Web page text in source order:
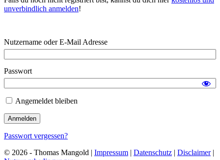
unverbindlich anmelden!
Nutzername oder E-Mail Adresse
Passwort
Angemeldet bleiben
Passwort vergessen?
© 2026 - Thomas Mangold | Impressum | Datenschutz | Disclaimer|